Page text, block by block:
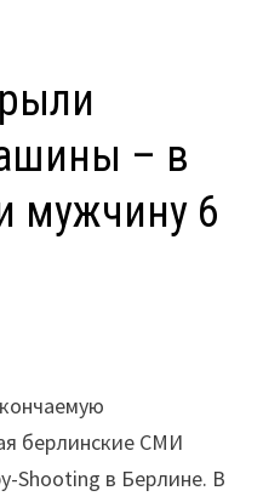
– в
мужчину 6
берлинские СМИ
Shooting в Берлине. В